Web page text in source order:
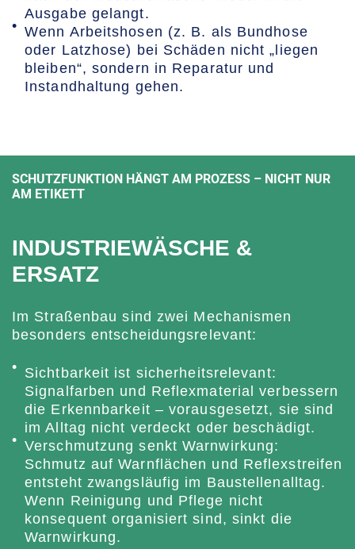
Ausgabe gelangt.
Wenn Arbeitshosen (z. B. als Bundhose
oder Latzhose) bei Schäden nicht „liegen
bleiben“, sondern in Reparatur und
Instandhaltung gehen.
SCHUTZFUNKTION HÄNGT AM PROZESS – NICHT NUR
AM ETIKETT
INDUSTRIEWÄSCHE &
ERSATZ
Im Straßenbau sind zwei Mechanismen
besonders entscheidungsrelevant:
Sichtbarkeit ist sicherheitsrelevant:
Signalfarben und Reflexmaterial verbessern
die Erkennbarkeit – vorausgesetzt, sie sind
im Alltag nicht verdeckt oder beschädigt.
Verschmutzung senkt Warnwirkung:
Schmutz auf Warnflächen und Reflexstreifen
entsteht zwangsläufig im Baustellenalltag.
Wenn Reinigung und Pflege nicht
konsequent organisiert sind, sinkt die
Warnwirkung.